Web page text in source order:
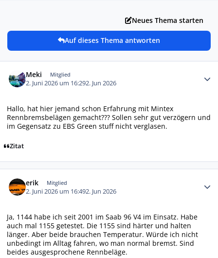
Neues Thema starten
Auf dieses Thema antworten
Meki Mitglied
2. Juni 2026 um 16:292. Jun 2026
Hallo, hat hier jemand schon Erfahrung mit Mintex
Rennbremsbelägen gemacht??? Sollen sehr gut verzögern und
im Gegensatz zu EBS Green stuff nicht verglasen.
Zitat
erik Mitglied
2. Juni 2026 um 16:492. Jun 2026
Ja, 1144 habe ich seit 2001 im Saab 96 V4 im Einsatz. Habe
auch mal 1155 getestet. Die 1155 sind härter und halten
länger. Aber beide brauchen Temperatur. Würde ich nicht
unbedingt im Alltag fahren, wo man normal bremst. Sind
beides ausgesprochene Rennbeläge.